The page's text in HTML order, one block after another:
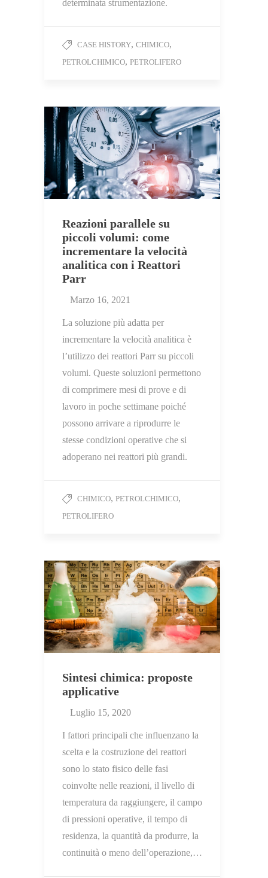
determinata strumentazione.
CASE HISTORY, CHIMICO,
PETROLCHIMICO, PETROLIFERO
Reazioni parallele su
piccoli volumi: come
incrementare la velocità
analitica con i Reattori
Parr
Marzo 16, 2021
La soluzione più adatta per
incrementare la velocità analitica è
l’utilizzo dei reattori Parr su piccoli
volumi. Queste soluzioni permettono
di comprimere mesi di prove e di
lavoro in poche settimane poiché
possono arrivare a riprodurre le
stesse condizioni operative che si
adoperano nei reattori più grandi.
CHIMICO, PETROLCHIMICO,
PETROLIFERO
Sintesi chimica: proposte
applicative
Luglio 15, 2020
I fattori principali che influenzano la
scelta e la costruzione dei reattori
sono lo stato fisico delle fasi
coinvolte nelle reazioni, il livello di
temperatura da raggiungere, il campo
di pressioni operative, il tempo di
residenza, la quantità da produrre, la
continuità o meno dell’operazione,…